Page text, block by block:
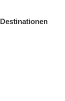
Destinationen